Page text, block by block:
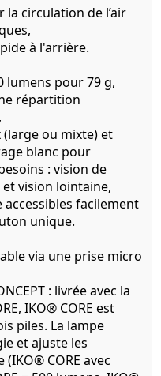
circulation de l’air
à l'arrière.
lumens pour 79 g,
répartition
(large ou mixte) et
blanc pour
: vision de
vision lointaine,
accessibles facilement
unique.
via une prise micro
: livrée avec la
IKO® CORE est
piles. La lampe
et ajuste les
CORE avec